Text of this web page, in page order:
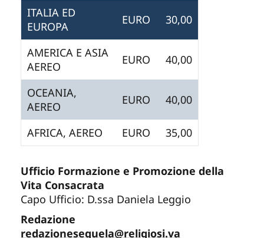
ITALIA ED
EUROPA
EURO 30,00
AMERICA E ASIA
AEREO
EURO 40,00
OCEANIA,
AEREO
EURO 40,00
AFRICA, AEREO EURO 35,00
Ufficio Formazione e Promozione della
Vita Consacrata
Capo Ufficio: D.ssa Daniela Leggio
Redazione
redazionesequela@religiosi.va